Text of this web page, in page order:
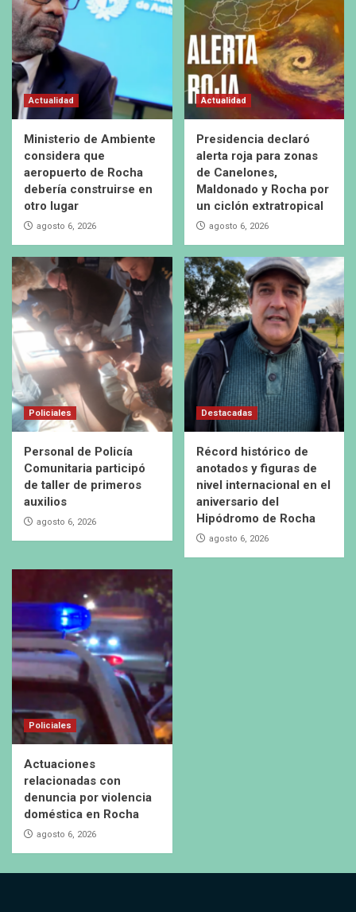
Actualidad
Ministerio de Ambiente
considera que
aeropuerto de Rocha
debería construirse en
otro lugar
agosto 6, 2026
Actualidad
Presidencia declaró
alerta roja para zonas
de Canelones,
Maldonado y Rocha por
un ciclón extratropical
agosto 6, 2026
Policiales
Personal de Policía
Comunitaria participó
de taller de primeros
auxilios
agosto 6, 2026
Destacadas
Récord histórico de
anotados y figuras de
nivel internacional en el
aniversario del
Hipódromo de Rocha
agosto 6, 2026
Policiales
Actuaciones
relacionadas con
denuncia por violencia
doméstica en Rocha
agosto 6, 2026